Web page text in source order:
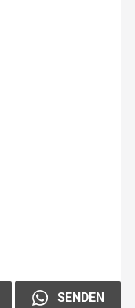
SENDEN